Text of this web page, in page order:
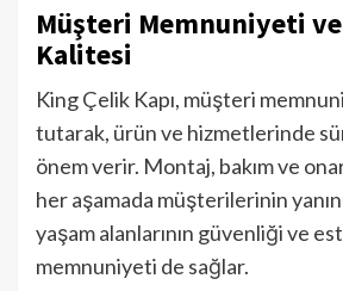
Müşteri Memnuniyeti
Kalitesi
King Çelik Kapı, müşteri
tutarak, ürün ve hizmetlerinde
önem verir. Montaj, bakım ve
her aşamada müşterilerinin
yaşam alanlarının güvenliği ve
memnuniyeti de sağlar.